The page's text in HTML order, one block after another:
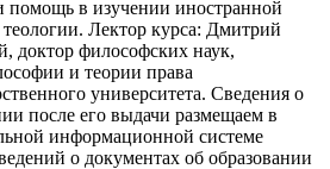
помощь в изучении иностранной
Лектор курса: Дмитрий
доктор философских наук,
и теории права
университета. Сведения о
после его выдачи размещаем в
информационной системе
о документах об образовании